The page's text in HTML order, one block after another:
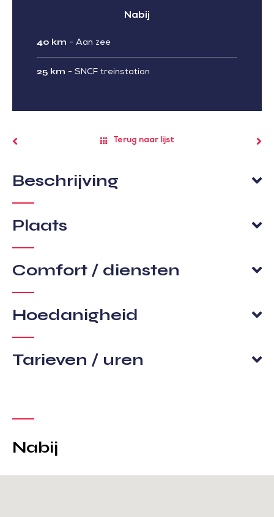
Nabij
40 km - Aan zee
25 km - SNCF treinstation
Terug naar lijst
Beschrijving
Plaats
Comfort / diensten
Hoedanigheid
Tarieven / uren
Nabij